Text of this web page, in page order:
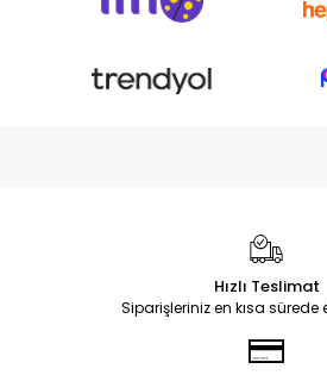
Hızlı Teslimat
Siparişleriniz en kısa sürede